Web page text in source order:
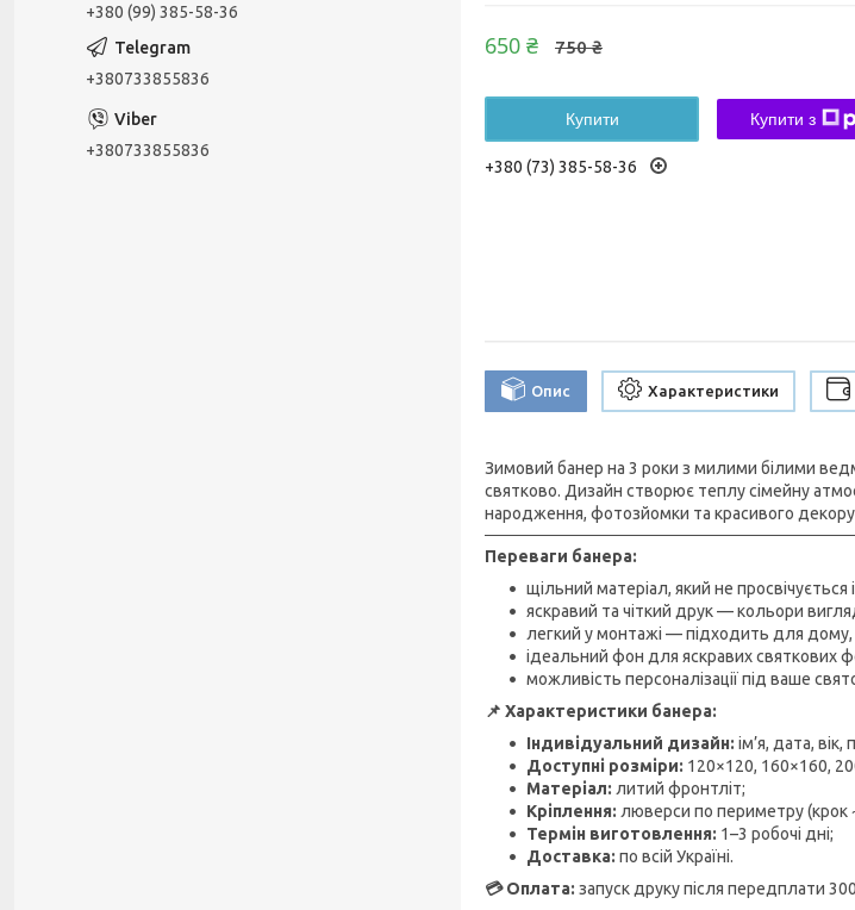
750 ₴
650 ₴
Купити Купити з
+380 (73) 385-58-36
Опис Характеристики
Зимовий банер на 3 роки з милими білими
святково. Дизайн створює теплу сімейну
народження, фотозйомки та красивого декору
Переваги банера:
щільний матеріал, який не
яскравий та чіткий друк — кольори
легкий у монтажі — підходить для дому,
ідеальний фон для яскравих святкових
можливість персоналізації під ваше
📌 Характеристики банера:
Індивідуальний дизайн: ім’я, дата,
Доступні розміри: 120×120, 160×160,
Матеріал: литий фронтліт;
Кріплення: люверси по периметру (крок
Термін виготовлення: 1–3 робочі дні;
Доставка: по всій Україні.
💳 Оплата: запуск друку після передплати
+380 (99) 385-58-36
+380733855836
+380733855836